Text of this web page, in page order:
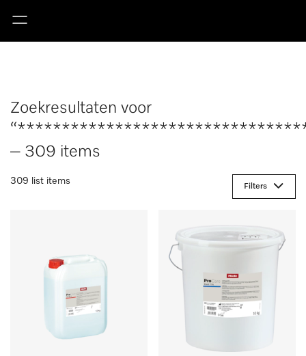
Zoekresultaten voor
– 309 items
309 list items
Filters